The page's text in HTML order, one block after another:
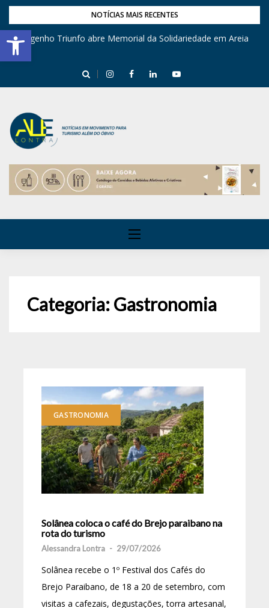
Barra de Ferramentas Aberta
NOTÍCIAS MAIS RECENTES
Engenho Triunfo abre Memorial da Solidariedade em Areia
Categoria:Gastronomia
GASTRONOMIA
Solânea coloca o café do Brejo paraibano na
rota do turismo
Alessandra Lontra - 29/07/2026
Solânea recebe o 1º Festival dos Cafés do
Brejo Paraibano, de 18 a 20 de setembro, com
visitas a cafezais, degustações, torra artesanal,